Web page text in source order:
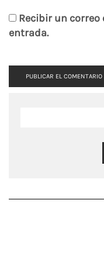
Recibir un correo
entrada.